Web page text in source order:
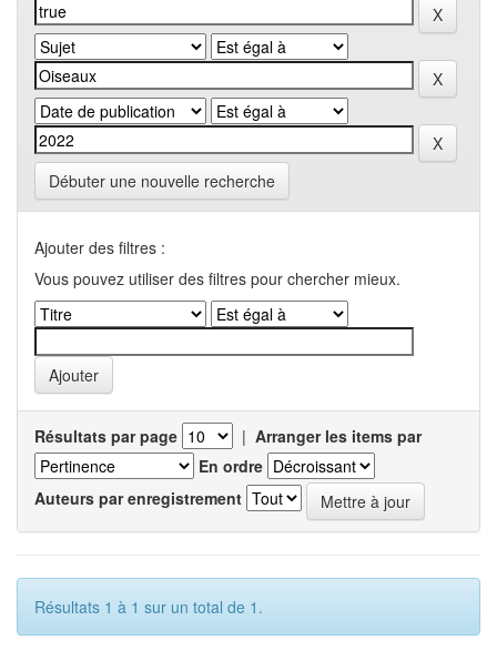
Débuter une nouvelle recherche
Ajouter des filtres :
Vous pouvez utiliser des filtres pour chercher mieux.
Résultats par page | Arranger les items par
En ordre
Auteurs par enregistrement
Résultats 1 à 1 sur un total de 1.